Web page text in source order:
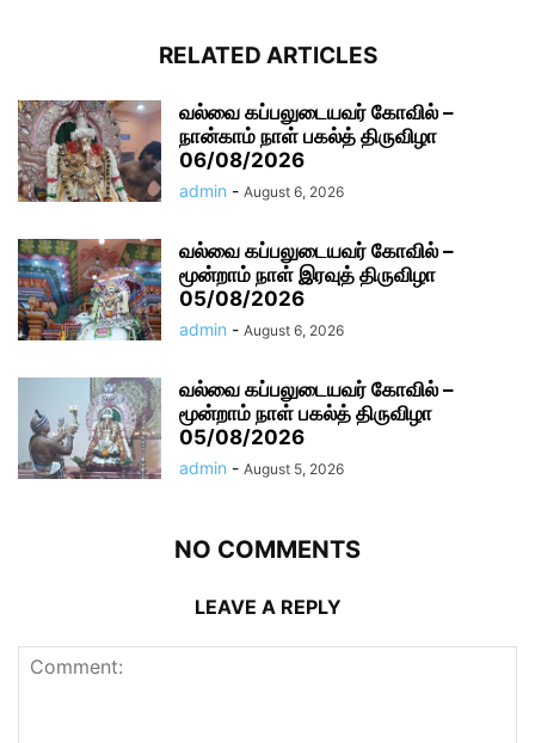
RELATED ARTICLES
வல்வை கப்பலுடையவர் கோவில் –
நான்காம் நாள் பகல்த் திருவிழா
06/08/2026
admin - August 6, 2026
வல்வை கப்பலுடையவர் கோவில் –
மூன்றாம் நாள் இரவுத் திருவிழா
05/08/2026
admin - August 6, 2026
வல்வை கப்பலுடையவர் கோவில் –
மூன்றாம் நாள் பகல்த் திருவிழா
05/08/2026
admin - August 5, 2026
NO COMMENTS
LEAVE A REPLY